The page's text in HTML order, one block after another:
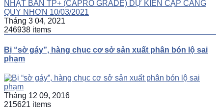
Tháng 3 04, 2021
246938 items
Bị “sờ gáy”, hàng chục cơ sở sản xuất phân bón lộ sai
phạm
Tháng 12 09, 2016
215621 items